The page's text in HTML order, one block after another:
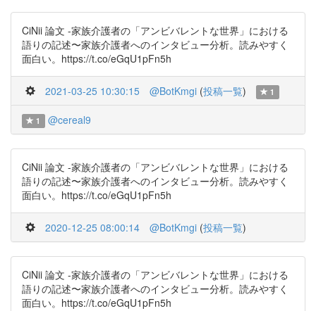
CiNii 論文 -家族介護者の「アンビバレントな世界」における
語りの記述〜家族介護者へのインタビュー分析。読みやすく
面白い。https://t.co/eGqU1pFn5h
2021-03-25 10:30:15 @BotKmgi (投稿一覧) 1
1 @cereal9
CiNii 論文 -家族介護者の「アンビバレントな世界」における
語りの記述〜家族介護者へのインタビュー分析。読みやすく
面白い。https://t.co/eGqU1pFn5h
2020-12-25 08:00:14 @BotKmgi (投稿一覧)
CiNii 論文 -家族介護者の「アンビバレントな世界」における
語りの記述〜家族介護者へのインタビュー分析。読みやすく
面白い。https://t.co/eGqU1pFn5h